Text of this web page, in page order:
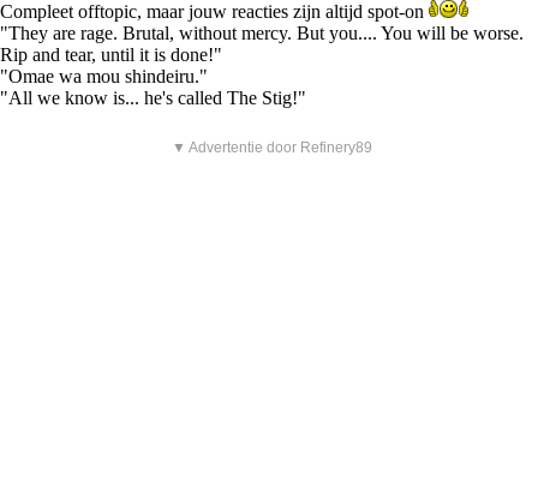
Compleet offtopic, maar jouw reacties zijn altijd spot-on
"They are rage. Brutal, without mercy. But you.... You will be worse.
Rip and tear, until it is done!"
"Omae wa mou shindeiru."
"All we know is... he's called The Stig!"
▼ Advertentie door Refinery89